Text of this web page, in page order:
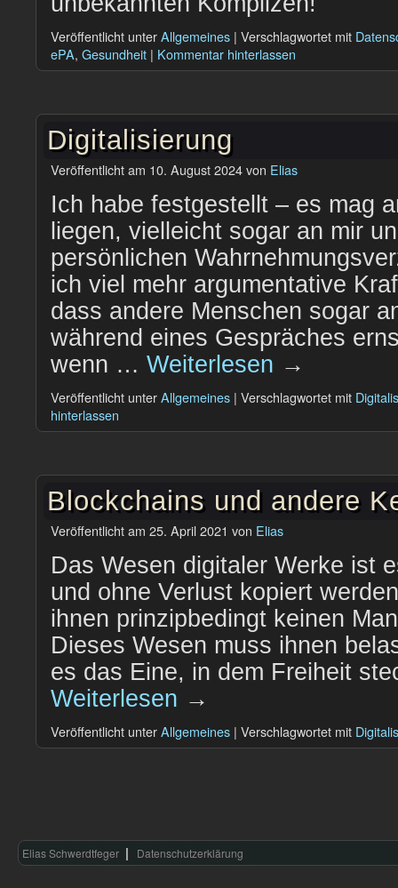
Veröffentlicht unterAllgemeines | Verschlagwortet mit
ePA, Gesundheit | Kommentar hinterlassen
Digitalisierung
Veröffentlicht am 10. August 2024von Elias
Ich habe festgestellt – es mag
liegen, vielleicht sogar an mir
persönlichen
ich viel mehr argumentative
dass andere Menschen sogar
während eines Gespräches
wenn … Weiterlesen →
Veröffentlicht unterAllgemeines | Verschlagwortet mit
hinterlassen
Blockchains und andere
Veröffentlicht am 25. April 2021 von Elias
Das Wesen digitaler Werke ist
und ohne Verlust kopiert
ihnen prinzipbedingt keinen
Dieses Wesen muss ihnen
es das Eine, in dem Freiheit
Weiterlesen →
Veröffentlicht unterAllgemeines | Verschlagwortet mit
Elias Schwerdtfeger Datenschutzerklärung